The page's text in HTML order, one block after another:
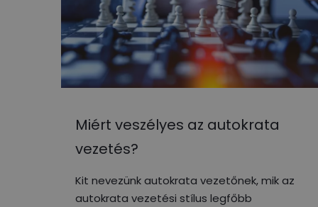
Miért veszélyes az autokrata
vezetés?
Kit nevezünk autokrata vezetőnek, mik az
autokrata vezetési stílus legfőbb